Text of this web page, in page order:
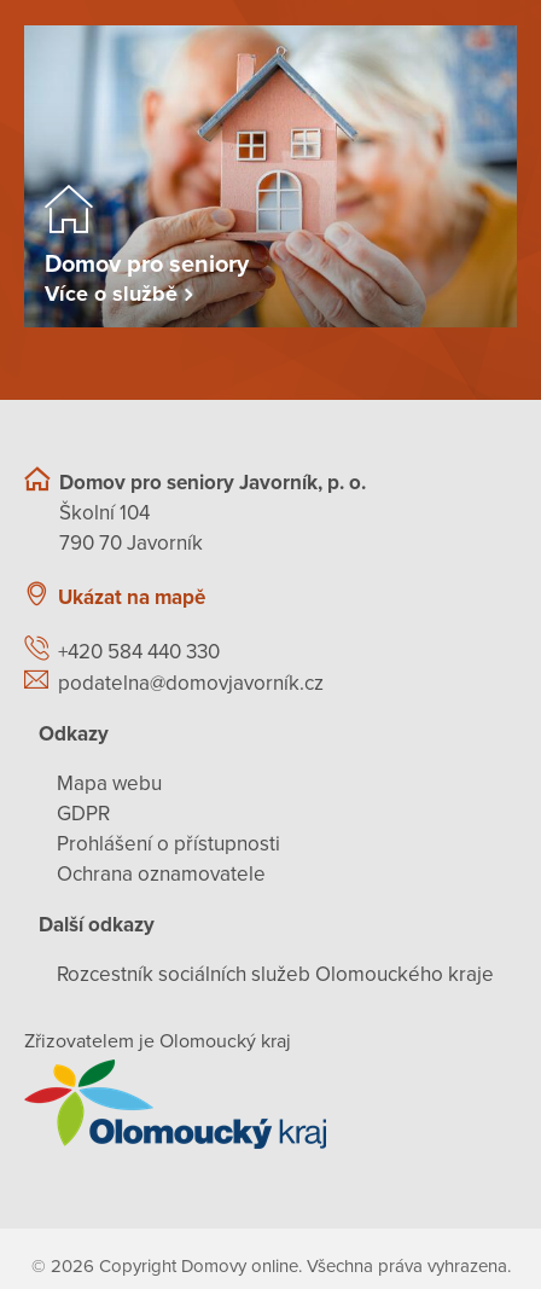
Domov pro seniory
Více o službě
Domov pro seniory Javorník, p. o.
Školní 104
790 70 Javorník
Ukázat na mapě
+420 584 440 330
podatelna@domovjavorník.cz
Odkazy
Mapa webu
GDPR
Prohlášení o přístupnosti
Ochrana oznamovatele
Další odkazy
Rozcestník sociálních služeb Olomouckého kraje
Zřizovatelem je Olomoucký kraj
© 2026 Copyright Domovy online. Všechna práva vyhrazena.